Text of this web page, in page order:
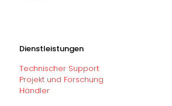
Dienstleistungen
Technischer Support
Projekt und Forschung
Händler